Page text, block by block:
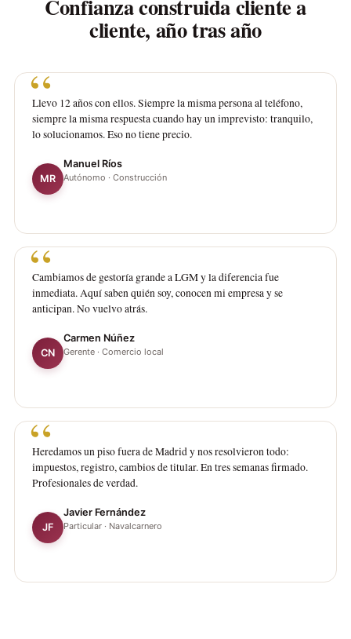
Confianza construida cliente a
cliente, año tras año
Llevo 12 años con ellos. Siempre la misma persona al teléfono,
siempre la misma respuesta cuando hay un imprevisto: tranquilo,
lo solucionamos. Eso no tiene precio.
MR
Manuel Ríos
Autónomo · Construcción
Cambiamos de gestoría grande a LGM y la diferencia fue
inmediata. Aquí saben quién soy, conocen mi empresa y se
anticipan. No vuelvo atrás.
CN
Carmen Núñez
Gerente · Comercio local
Heredamos un piso fuera de Madrid y nos resolvieron todo:
impuestos, registro, cambios de titular. En tres semanas firmado.
Profesionales de verdad.
JF
Javier Fernández
Particular · Navalcarnero